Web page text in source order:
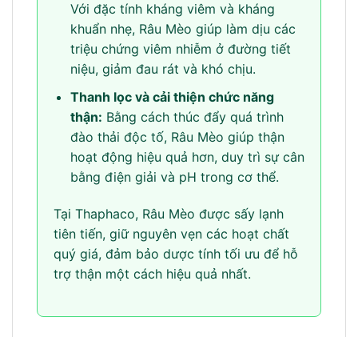
Với đặc tính kháng viêm và kháng
khuẩn nhẹ, Râu Mèo giúp làm dịu các
triệu chứng viêm nhiễm ở đường tiết
niệu, giảm đau rát và khó chịu.
Thanh lọc và cải thiện chức năng
thận: Bằng cách thúc đẩy quá trình
đào thải độc tố, Râu Mèo giúp thận
hoạt động hiệu quả hơn, duy trì sự cân
bằng điện giải và pH trong cơ thể.
Tại Thaphaco, Râu Mèo được sấy lạnh
tiên tiến, giữ nguyên vẹn các hoạt chất
quý giá, đảm bảo dược tính tối ưu để hỗ
trợ thận một cách hiệu quả nhất.